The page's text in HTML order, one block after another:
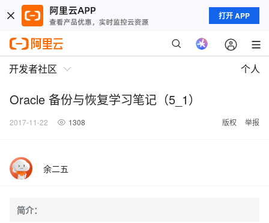
打开 APP
开发者社区 个人
Oracle 备份与恢复学习笔记（5_1）
2017-11-22 1308 版权 举报
余二五
简介：